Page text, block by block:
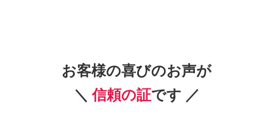
お客様の喜びのお声が
＼信頼の証です ／